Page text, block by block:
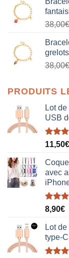
38,00€
38,00€
PRODUITS
Lot
USB
Note
11,50€
avec
Note
8,90€
Lot
type-